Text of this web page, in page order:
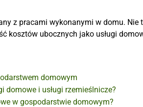
z pracami wykonanymi w domu. Nie
kosztów ubocznych jako usługi
domowym
domowe i usługi rzemieślnicze?
w gospodarstwie domowym?